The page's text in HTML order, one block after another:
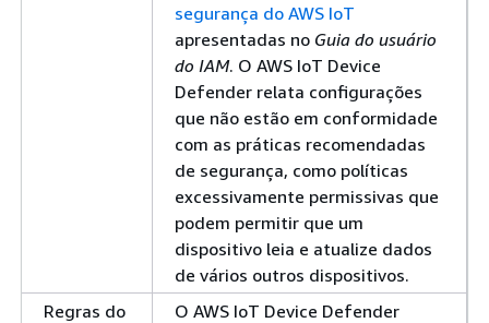
segurança do AWS IoT
apresentadas no Guia do usuário
do IAM. O AWS IoT Device
Defender relata configurações
que não estão em conformidade
com as práticas recomendadas
de segurança, como políticas
excessivamente permissivas que
podem permitir que um
dispositivo leia e atualize dados
de vários outros dispositivos.
Regras do
O AWS IoT Device Defender